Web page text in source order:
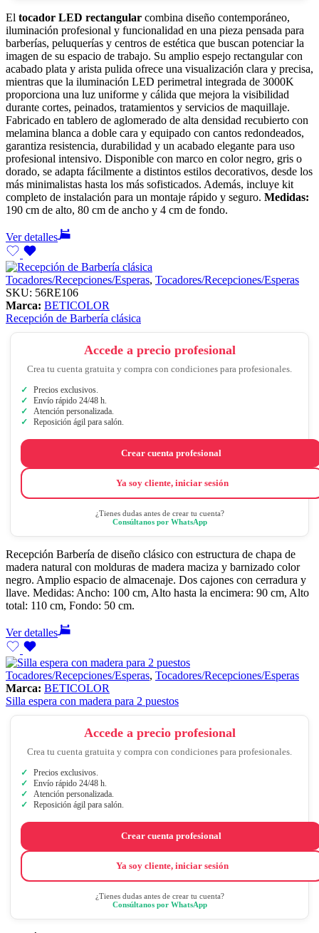
El tocador LED rectangular combina diseño contemporáneo,
iluminación profesional y funcionalidad en una pieza pensada para
barberías, peluquerías y centros de estética que buscan potenciar la
imagen de su espacio de trabajo. Su amplio espejo rectangular con
acabado plata y arista pulida ofrece una visualización clara y precisa,
mientras que la iluminación LED perimetral integrada de 3000K
proporciona una luz uniforme y cálida que mejora la visibilidad
durante cortes, peinados, tratamientos y servicios de maquillaje.
Fabricado en tablero de aglomerado de alta densidad recubierto con
melamina blanca a doble cara y equipado con cantos redondeados,
garantiza resistencia, durabilidad y un acabado elegante para uso
profesional intensivo. Disponible con marco en color negro, gris o
dorado, se adapta fácilmente a distintos estilos decorativos, desde los
más minimalistas hasta los más sofisticados. Además, incluye kit
completo de instalación para un montaje rápido y seguro. Medidas:
190 cm de alto, 80 cm de ancho y 4 cm de fondo.
Ver detalles
Tocadores/Recepciones/Esperas, Tocadores/Recepciones/Esperas
SKU: 56RE106
Marca: BETICOLOR
Recepción de Barbería clásica
Accede a precio profesional
Crea tu cuenta gratuita y compra con condiciones para profesionales.
Precios exclusivos.
Envío rápido 24/48 h.
Atención personalizada.
Reposición ágil para salón.
Crear cuenta profesional
Ya soy cliente, iniciar sesión
¿Tienes dudas antes de crear tu cuenta?
Consúltanos por WhatsApp
Recepción Barbería de diseño clásico con estructura de chapa de
madera natural con molduras de madera maciza y barnizado color
negro. Amplio espacio de almacenaje. Dos cajones con cerradura y
llave. Medidas: Ancho: 100 cm, Alto hasta la encimera: 90 cm, Alto
total: 110 cm, Fondo: 50 cm.
Ver detalles
Tocadores/Recepciones/Esperas, Tocadores/Recepciones/Esperas
Marca: BETICOLOR
Silla espera con madera para 2 puestos
Accede a precio profesional
Crea tu cuenta gratuita y compra con condiciones para profesionales.
Precios exclusivos.
Envío rápido 24/48 h.
Atención personalizada.
Reposición ágil para salón.
Crear cuenta profesional
Ya soy cliente, iniciar sesión
¿Tienes dudas antes de crear tu cuenta?
Consúltanos por WhatsApp